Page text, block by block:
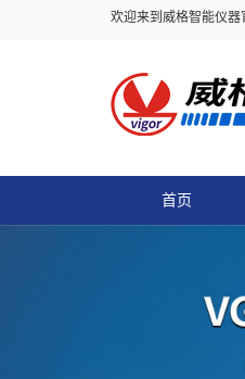
欢迎来到威格智能仪器
首页